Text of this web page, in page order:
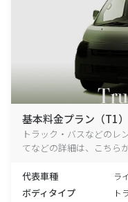
基本料金プラン（T1）
トラック・バスなどのレ
てなどの詳細は、こちら
代表車種 ラ
ボディタイプ ト